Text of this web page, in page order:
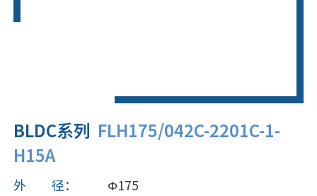
BLDC系列 FLH175/042C-2201C-1-
H15A
外 径：
Φ175